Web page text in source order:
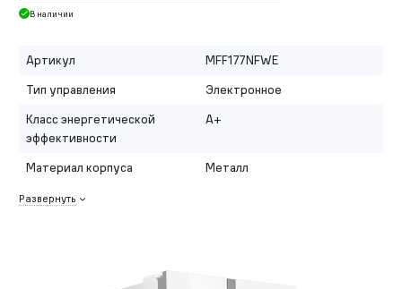
В наличии
Артикул
MFF177NFWE
Тип управления
Электронное
Класс энергетической
эффективности
A+
Материал корпуса Металл
Развернуть